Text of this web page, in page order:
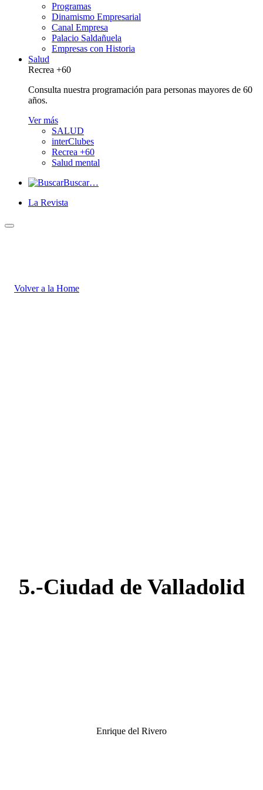
Programas
Dinamismo Empresarial
Canal Empresa
Palacio Saldañuela
Empresas con Historia
Salud
Recrea +60
Consulta nuestra programación para personas mayores de 60
años.
Ver más
SALUD
interClubes
Recrea +60
Salud mental
Buscar…
La Revista
Volver a la Home
5.-Ciudad de Valladolid
Enrique del Rivero